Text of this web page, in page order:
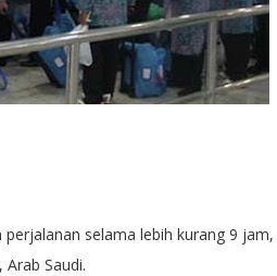
selama lebih kurang 9 jam,
Saudi.